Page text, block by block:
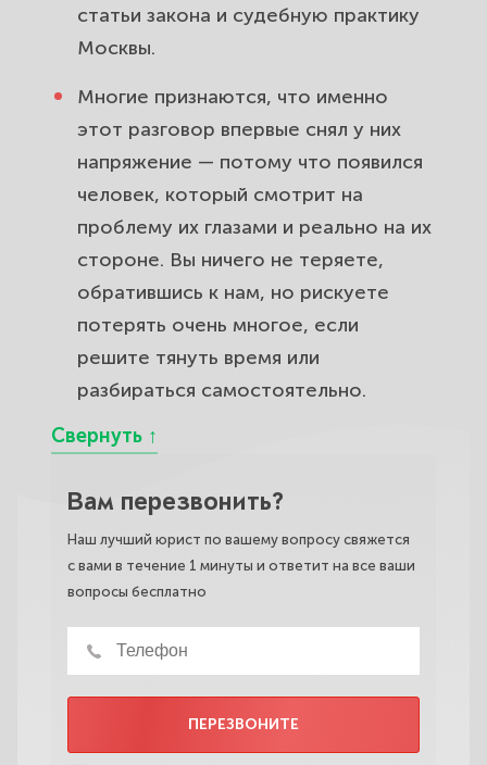
статьи закона и судебную практику
Москвы.
Многие признаются, что именно
этот разговор впервые снял у них
напряжение — потому что появился
человек, который смотрит на
проблему их глазами и реально на их
стороне. Вы ничего не теряете,
обратившись к нам, но рискуете
потерять очень многое, если
решите тянуть время или
разбираться самостоятельно.
Вам перезвонить?
Наш лучший юрист по вашему вопросу свяжется
с вами в течение 1 минуты и ответит на все ваши
вопросы бесплатно
ПЕРЕЗВОНИТЕ